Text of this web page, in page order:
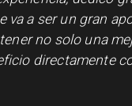
va a ser un gran
no solo una
directamente